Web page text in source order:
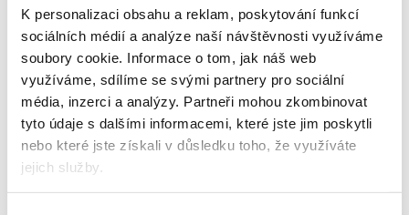
K personalizaci obsahu a reklam, poskytování funkcí
sociálních médií a analýze naší návštěvnosti využíváme
soubory cookie. Informace o tom, jak náš web
využíváme, sdílíme se svými partnery pro sociální
média, inzerci a analýzy. Partneři mohou zkombinovat
tyto údaje s dalšími informacemi, které jste jim poskytli
nebo které jste získali v důsledku toho, že využíváte
jejich služby.
skořápkových plodů. Obsahuje přirozeně se
vyskytující cukry.
Alergeny jsou označeny VELKÝM písmem.
Výživové údaje (na 100 ml)
Energetická hodnota: 222 kJ / 53 kcal
Tuky: 2,8 g
z toho nasycené mastné kyseliny: 0,4 g